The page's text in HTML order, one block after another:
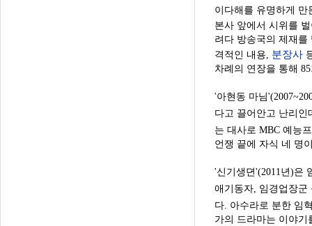
이다해를 유명하게 만
본사 앞에서 시위를
려다 방송국의 제재를
격적인 내용, 분장사
차례의 연장을 통해
'아현동 마님
다고 끌어안고 난리
는 대사로 MBC 예능
언쟁 끝에 자식 네 명
'신기생뎐'(2011년)은
애기동자, 임경업장
다. 아수라로 분한 임
가의 드라마는 이야